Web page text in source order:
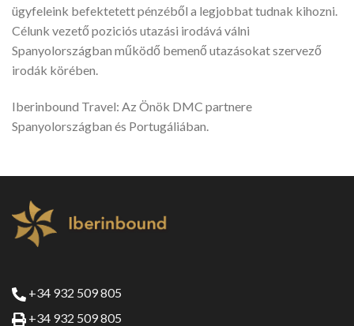
ügyfeleink befektetett pénzéből a legjobbat tudnak kihozni.
Célunk vezető poziciós utazási irodává válni
Spanyolországban működő bemenő utazásokat szervező
irodák körében.
Iberinbound Travel: Az Önök DMC partnere
Spanyolországban és Portugáliában.
+34 932 509 805
+34 932 509 805